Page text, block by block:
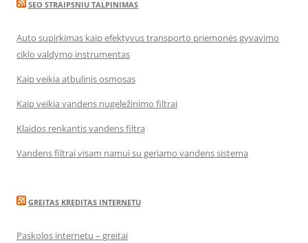
SEO STRAIPSNIU TALPINIMAS
Auto supirkimas kaip efektyvus transporto priemonės gyvavimo
ciklo valdymo instrumentas
Kaip veikia atbulinis osmosas
Kaip veikia vandens nugeležinimo filtrai
Klaidos renkantis vandens filtrą
Vandens filtrai visam namui su geriamo vandens sistema
GREITAS KREDITAS INTERNETU
Paskolos internetu – greitai